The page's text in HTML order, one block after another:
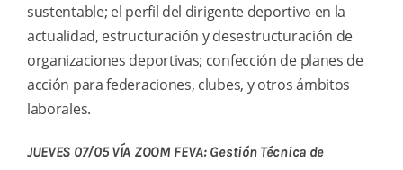
sustentable; el perfil del dirigente deportivo en la
actualidad, estructuración y desestructuración de
organizaciones deportivas; confección de planes de
acción para federaciones, clubes, y otros ámbitos
laborales.
JUEVES 07/05 VÍA ZOOM FEVA: Gestión Técnica de